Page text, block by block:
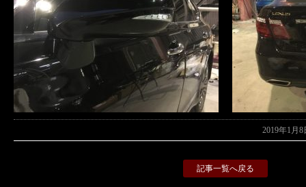
2019年1月
記事一覧へ戻る